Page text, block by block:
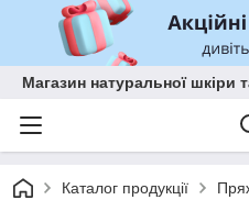
Магазин натуральної шкіри
Каталог продукції